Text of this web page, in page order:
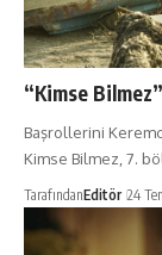
“Kimse
Başrollerini
Kimse Bilmez, 7.
TarafındanEditör 24